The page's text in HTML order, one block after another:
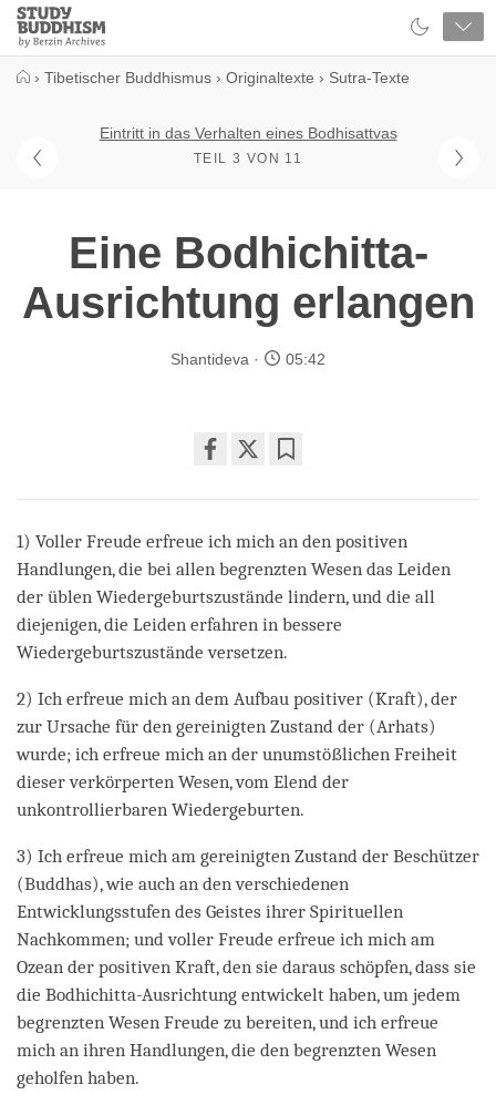
Close
Study
Buddhism
› Tibetischer Buddhismus › Originaltexte › Sutra-Texte
Eintritt in das Verhalten eines Bodhisattvas
TEIL 3 VON 11
Eine Bodhichitta-
Ausrichtung erlangen
Shantideva 05:42
on
facebook
1) Voller Freude erfreue ich mich an den positiven
Handlungen, die bei allen begrenzten Wesen das Leiden
der üblen Wiedergeburtszustände lindern, und die all
diejenigen, die Leiden erfahren in bessere
Wiedergeburtszustände versetzen.
2) Ich erfreue mich an dem Aufbau positiver (Kraft), der
zur Ursache für den gereinigten Zustand der (Arhats)
wurde; ich erfreue mich an der unumstößlichen Freiheit
dieser verkörperten Wesen, vom Elend der
unkontrollierbaren Wiedergeburten.
3) Ich erfreue mich am gereinigten Zustand der Beschützer
(Buddhas), wie auch an den verschiedenen
Entwicklungsstufen des Geistes ihrer Spirituellen
Nachkommen; und voller Freude erfreue ich mich am
Ozean der positiven Kraft, den sie daraus schöpfen, dass sie
die Bodhichitta-Ausrichtung entwickelt haben, um jedem
begrenzten Wesen Freude zu bereiten, und ich erfreue
mich an ihren Handlungen, die den begrenzten Wesen
geholfen haben.